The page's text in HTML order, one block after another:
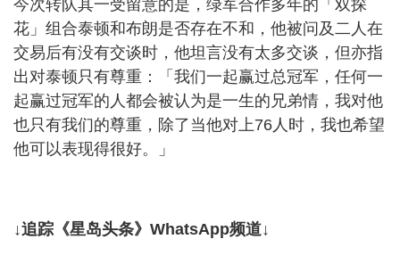
今次转队其一受留意的是，绿军合作多年的「双探
花」组合泰顿和布朗是否存在不和，他被问及二人在
交易后有没有交谈时，他坦言没有太多交谈，但亦指
出对泰顿只有尊重：「我们一起赢过总冠军，任何一
起赢过冠军的人都会被认为是一生的兄弟情，我对他
也只有我们的尊重，除了当他对上76人时，我也希望
他可以表现得很好。」
↓追踪《星岛头条》WhatsApp频道↓